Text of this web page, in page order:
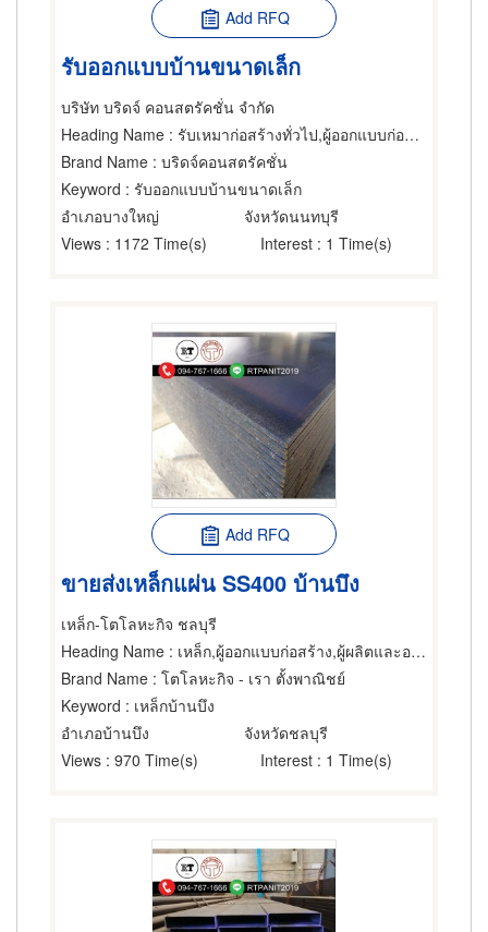
Add RFQ
รับออกแบบบ้านขนาดเล็ก
บริษัท บริดจ์ คอนสตรัคชั่น จำกัด
Heading Name : รับเหมาก่อสร้างทั่วไป,ผู้ออกแบบก่อสร้าง,บริการออกแบบและจัดบ้าน
Brand Name : บริดจ์คอนสตรัคชั่น
Keyword : รับออกแบบบ้านขนาดเล็ก
อำเภอบางใหญ่
จังหวัดนนทบุรี
Views : 1172 Time(s) Interest : 1 Time(s)
Add RFQ
ขายส่งเหล็กแผ่น SS400 บ้านบึง
เหล็ก-โตโลหะกิจ ชลบุรี
Heading Name : เหล็ก,ผู้ออกแบบก่อสร้าง,ผู้ผลิตและออกแบบโครงสร้างเหล็ก
Brand Name : โตโลหะกิจ - เรา ตั้งพาณิชย์
Keyword : เหล็กบ้านบึง
อำเภอบ้านบึง
จังหวัดชลบุรี
Views : 970 Time(s) Interest : 1 Time(s)